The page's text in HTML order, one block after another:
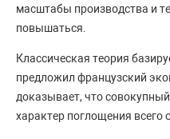
масштабы производства и
повышаться.
Классическая теория
предложил французский
доказывает, что
характер поглощения всего